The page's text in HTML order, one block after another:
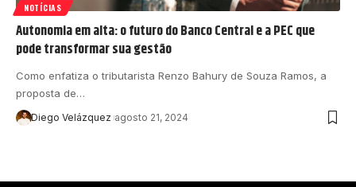
NOTÍCIAS
Autonomia em alta: o futuro do Banco Central e a PEC que
pode transformar sua gestão
Como enfatiza o tributarista Renzo Bahury de Souza Ramos, a
proposta de…
Diego Velázquez agosto 21, 2024